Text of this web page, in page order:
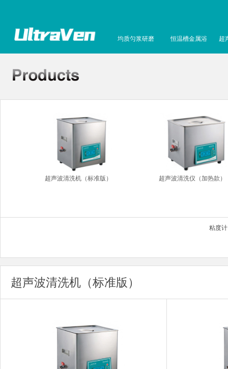
均质匀浆研磨 恒温槽金属浴 超
超声波清洗机（标准版） 超声波清洗仪（加热款）
粘度计
超声波清洗机（标准版）